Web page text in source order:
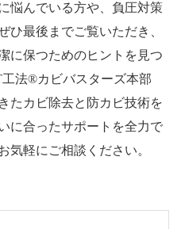
悩んでいる方や、負圧対策
ひ最後までご覧いただき、
に保つためのヒントを見つ
法®カビバスターズ本部
たカビ除去と防カビ技術を
に合ったサポートを全力で
気軽にご相談ください。